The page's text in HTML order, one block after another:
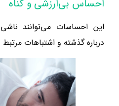
احساس بی‌ارزشی و گناه
این احساسات می‌توانند
درباره گذشته و اشتباهات